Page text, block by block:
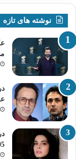
نوشته های تازه